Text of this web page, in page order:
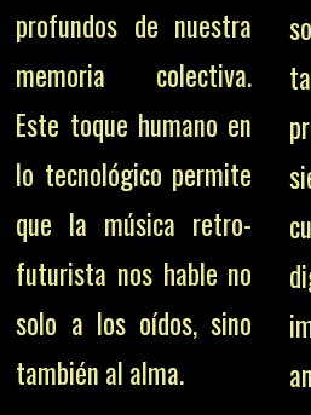
profundos de nuestra
memoria colectiva.
Este toque humano en
lo tecnológico permite
que la música retro-
futurista nos hable no
solo a los oídos, sino
también al alma.